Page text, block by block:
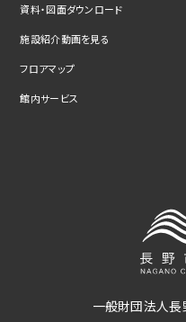
資料・図面ダウンロード
施設紹介動画を見る
フロアマップ
館内サービス
一般財団法人